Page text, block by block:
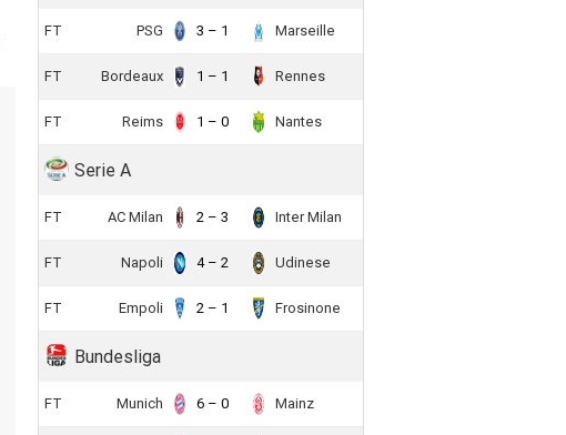
FT PSG 3 – 1 Marseille
FT Bordeaux 1 – 1 Rennes
FT Reims 1 – 0 Nantes
Serie A
FT AC Milan 2 – 3 Inter Milan
FT Napoli 4 – 2 Udinese
FT Empoli 2 – 1 Frosinone
Bundesliga
FT Munich 6 – 0 Mainz